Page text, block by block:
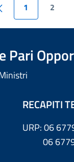
1 2
Pari
RECAPITI
URP: 06
06 6779